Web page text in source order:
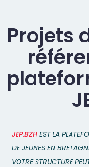
Projets
JEP.BZH EST LA
DE JEUNES EN
VOTRE STRUCTURE